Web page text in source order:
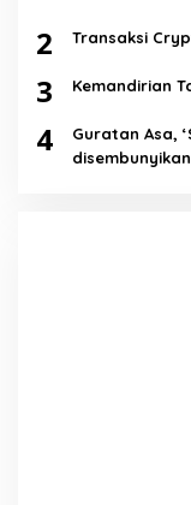
2 Transaksi
3 Kemandirian
4
Guratan Asa,